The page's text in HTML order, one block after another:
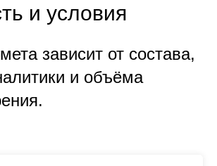
и условия
зависит от состава,
и объёма